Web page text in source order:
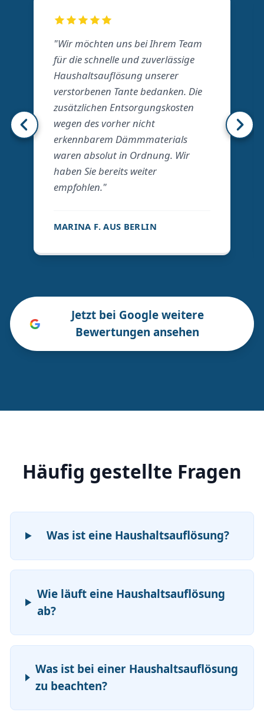
"Wir möchten uns bei Ihrem Team
für die schnelle und zuverlässige
Haushaltsauflösung unserer
verstorbenen Tante bedanken. Die
zusätzlichen Entsorgungskosten
wegen des vorher nicht
erkennbarem Dämmmaterials
waren absolut in Ordnung. Wir
haben Sie bereits weiter
empfohlen."
MARINA F. AUS BERLIN
Jetzt bei Google weitere
Bewertungen ansehen
Häufig gestellte Fragen
Was ist eine Haushaltsauflösung?
Wie läuft eine Haushaltsauflösung
ab?
Was ist bei einer Haushaltsauflösung
zu beachten?